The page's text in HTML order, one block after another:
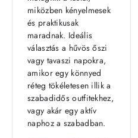
miközben kényelmesek
és praktikusak
maradnak. Ideális
választás a hűvös őszi
vagy tavaszi napokra,
amikor egy könnyed
réteg tökéletesen illik a
szabadidős outfitekhez,
vagy akár egy aktív
naphoz a szabadban.